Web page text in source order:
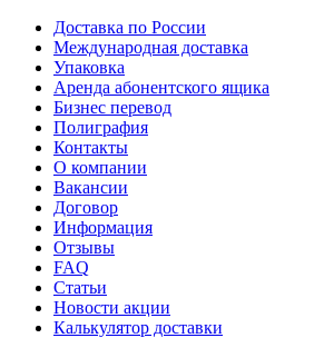
Доставка по России
Международная доставка
Упаковка
Аренда абонентского ящика
Бизнес перевод
Полиграфия
Контакты
О компании
Вакансии
Договор
Информация
Отзывы
FAQ
Статьи
Новости акции
Калькулятор доставки